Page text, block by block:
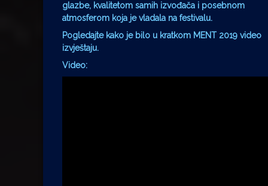
glazbe, kvalitetom samih izvođača i posebnom
atmosferom koja je vladala na festivalu.
Pogledajte kako je bilo u kratkom MENT 2019 video
izvještaju.
Video: